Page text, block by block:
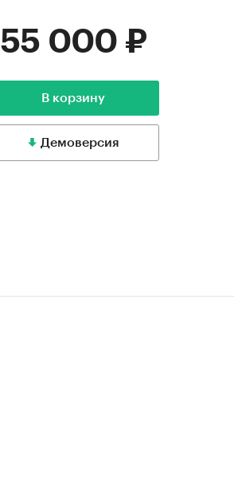
55 000 ₽
В корзину
Демоверсия